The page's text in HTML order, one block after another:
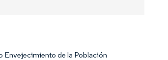
Envejecimiento de la Población